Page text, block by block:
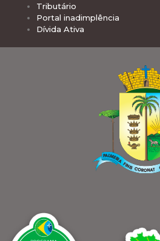
Tributário
Portal inadimplência
Dívida Ativa